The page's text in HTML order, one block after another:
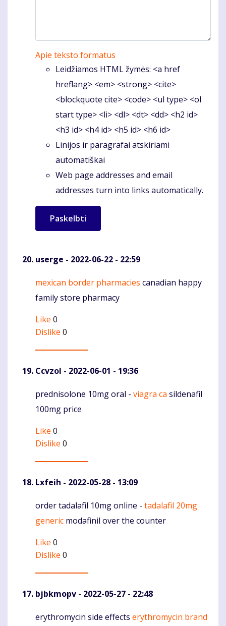
Apie teksto formatus
Leidžiamos HTML žymės: <a href
hreflang> <em> <strong> <cite>
<blockquote cite> <code> <ul type> <ol
start type> <li> <dl> <dt> <dd> <h2 id>
<h3 id> <h4 id> <h5 id> <h6 id>
Linijos ir paragrafai atskiriami
automatiškai
Web page addresses and email
addresses turn into links automatically.
userge - 2022-06-22 - 22:59
Komentaras
mexican border pharmacies canadian happy
family store pharmacy
Like 0
Dislike 0
Ccvzol - 2022-06-01 - 19:36
Komentaras
prednisolone 10mg oral - viagra ca sildenafil
100mg price
Like 0
Dislike 0
Lxfeih - 2022-05-28 - 13:09
Komentaras
order tadalafil 10mg online - tadalafil 20mg
generic modafinil over the counter
Like 0
Dislike 0
bjbkmopv - 2022-05-27 - 22:48
Komentaras
erythromycin side effects erythromycin brand